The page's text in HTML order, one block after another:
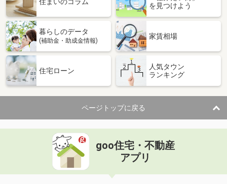
住まいのコラム
を見つけよう
暮らしのデータ
(補助金・助成金情報)
家賃相場
住宅ローン
人気タウン
ランキング
ページトップに戻る
goo住宅・不動産
アプリ